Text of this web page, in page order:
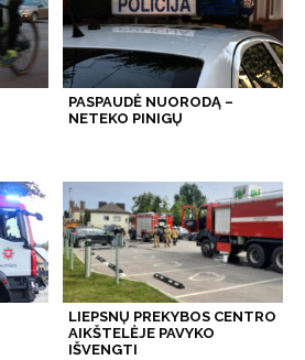
PASPAUDĖ NUORODĄ –
NETEKO PINIGŲ
LIEPSNŲ PREKYBOS CENTRO
AIKŠTELĖJE PAVYKO
IŠVENGTI